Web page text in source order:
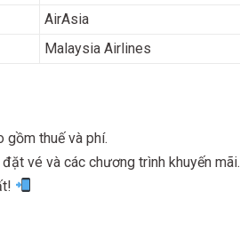
AirAsia
Malaysia Airlines
gồm thuế và phí.
vé và các chương trình khuyến mãi.